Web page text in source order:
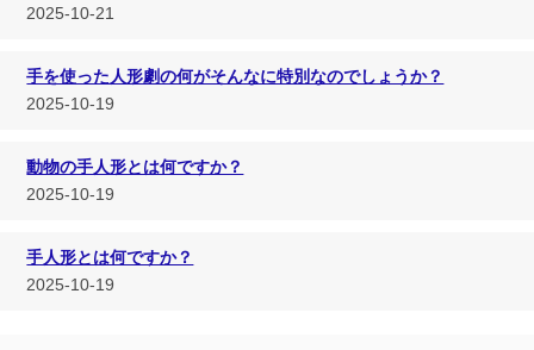
2025-10-21
手を使った人形劇の何がそんなに特別なのでしょうか？
2025-10-19
動物の手人形とは何ですか？
2025-10-19
手人形とは何ですか？
2025-10-19